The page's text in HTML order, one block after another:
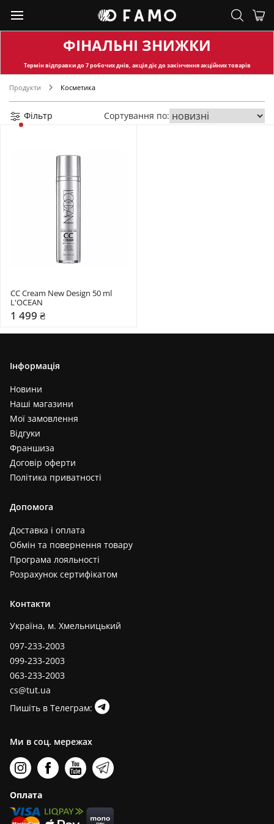
ФІНАЛЬНІ ЗНИЖКИ
Термін відправкидо 7 робочих днів, акція діє до закінчення акційних товарів
Продукти Косметика
Фільтр Сортування по:
СС Cream New Design 50 ml
L'OCEAN
1 499 ₴
Інформація
Новини
Наші магазини
Мої замовлення
Відгуки
Франшиза
Договір оферти
Політика приватності
Допомога
Доставка і оплата
Обмін та повернення товару
Програма лояльності
Розрахунок сертифікатом
Контакти
Україна, м. Хмельницький
097-233-2003
099-233-2003
063-233-2003
cs@tut.ua
Пишіть в Телеграм:
Ми в соц. мережах
Оплата